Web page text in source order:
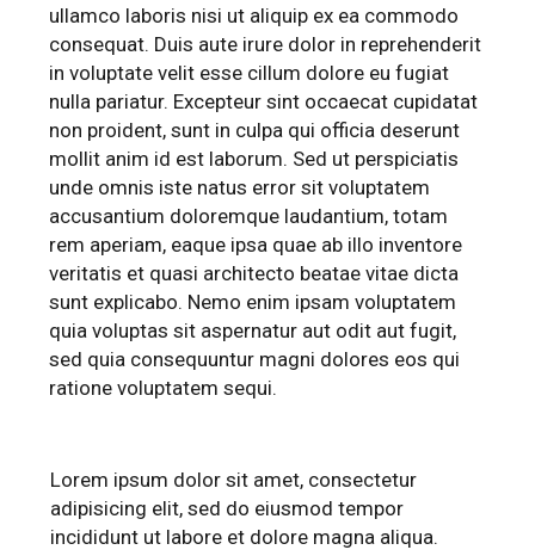
ullamco laboris nisi ut aliquip ex ea commodo
consequat. Duis aute irure dolor in reprehenderit
in voluptate velit esse cillum dolore eu fugiat
nulla pariatur. Excepteur sint occaecat cupidatat
non proident, sunt in culpa qui officia deserunt
mollit anim id est laborum. Sed ut perspiciatis
unde omnis iste natus error sit voluptatem
accusantium doloremque laudantium, totam
rem aperiam, eaque ipsa quae ab illo inventore
veritatis et quasi architecto beatae vitae dicta
sunt explicabo. Nemo enim ipsam voluptatem
quia voluptas sit aspernatur aut odit aut fugit,
sed quia consequuntur magni dolores eos qui
ratione voluptatem sequi.
Lorem ipsum dolor sit amet, consectetur
adipisicing elit, sed do eiusmod tempor
incididunt ut labore et dolore magna aliqua.